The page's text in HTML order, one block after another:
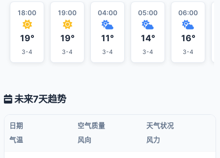
18:00
19°
3-4
19:00
19°
3-4
04:00
11°
3-4
05:00
14°
3-4
06:00
16°
3-4
未来7天趋势
日期 空气质量
天气状况
气温
风向 风力